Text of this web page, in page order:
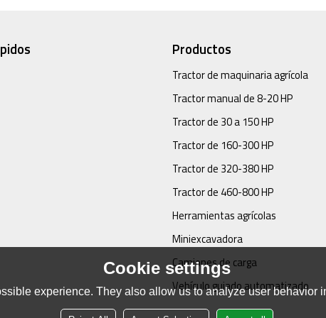
Productos
Tractor de maquinaria agrícola
Tractor manual de 8-20 HP
Tractor de 30 a 150 HP
Tractor de 160-300 HP
Tractor de 320-380 HP
Tractor de 460-800 HP
Herramientas agrícolas
Miniexcavadora
Camiones de carga
Vehículo guiado automatizado
Cookie settings
experience. They also allow us to analyze user behavior